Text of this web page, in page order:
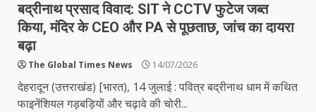
बद्रीनाथ प्रसाद विवाद: SIT ने CCTV फुटेज जब्त
किया, मंदिर के CEO और PA से पूछताछ, जांच का दायरा
बढ़ा
The Global Times News 14/07/2026
देहरादून (उत्तराखंड) [भारत), 14 जुलाई : पवित्र बद्रीनाथ धाम में कथित
फाइनेंशियल गड़बड़ियों और चढ़ावे की चोरी...